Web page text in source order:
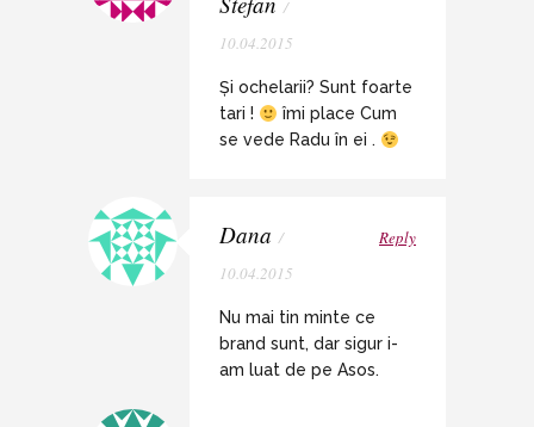
/
10.04.2015
Și ochelarii? Sunt foarte
tari !
îmi place Cum
se vede Radu în ei .
Dana /
10.04.2015
Reply
Nu mai tin minte ce
brand sunt, dar sigur i-
am luat de pe Asos.